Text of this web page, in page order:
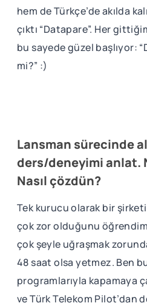
hem de Türkçe’de akılda
çıktı “Datapare”. Her
bu sayede güzel başlıyor:
mi?” :)
Lansman sürecinde
ders/deneyimi anlat.
Nasıl çözdün?
Tek kurucu olarak bir şirketi
çok zor olduğunu
çok şeyle uğraşmak
48 saat olsa yetmez. Ben
programlarıyla kapamaya
ve Türk Telekom Pilot’dan